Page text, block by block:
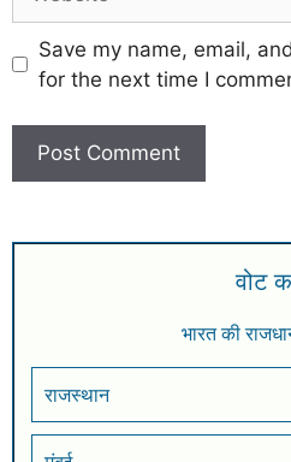
Save my name, email,
for the next time I
वोट
भारत की
राजस्थान